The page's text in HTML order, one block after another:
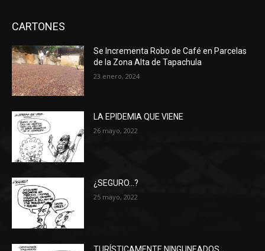
CARTONES
Se Incrementa Robo de Café en Parcelas
de la Zona Alta de Tapachula
23 enero, 2024
LA EPIDEMIA QUE VIENE
26 mayo, 2022
¿SEGURO…?
25 mayo, 2022
TURÍSTICAMENTE NINGUNEADOS…